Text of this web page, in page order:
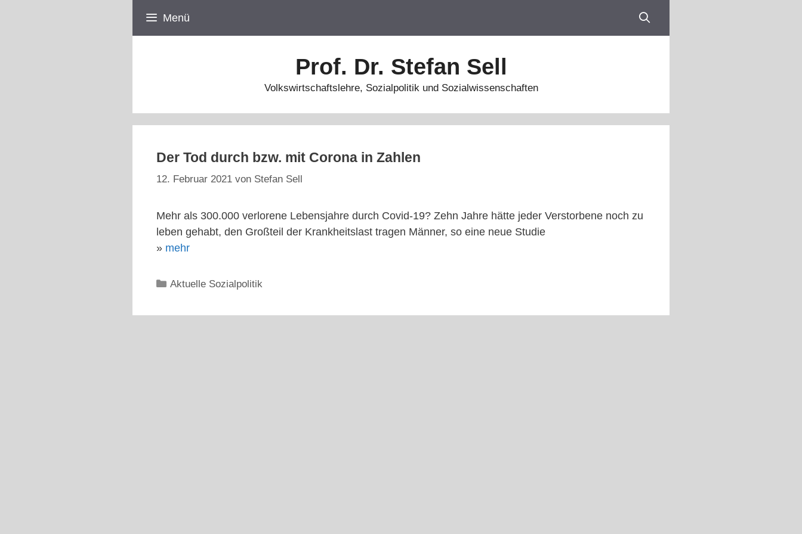
Menü
Prof. Dr. Stefan Sell
Volkswirtschaftslehre, Sozialpolitik und Sozialwissenschaften
Der Tod durch bzw. mit Corona in Zahlen
12. Februar 2021 von Stefan Sell
Mehr als 300.000 verlorene Lebensjahre durch Covid-19? Zehn Jahre hätte jeder Verstorbene noch zu
leben gehabt, den Großteil der Krankheitslast tragen Männer, so eine neue Studie
» mehr
Kategorien
Aktuelle Sozialpolitik